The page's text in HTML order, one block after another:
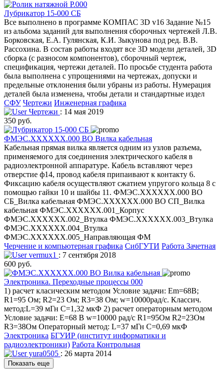
Лубрикатор 15-000 СБ
Все выполнено в программе КОМПАС 3D v16 Задание №15
из альбома заданий для выполнения сборочных чертежей Л.В.
Борковская, Е.А. Гулянская, К.И. Зыкунова под ред. В.В.
Рассохина. В состав работы входят все 3D модели деталей, 3D
сборка (с разносом компонентов), сборочный чертеж,
спецификация, чертежи деталей. По просьбе студента работа
была выполнена с упрощениями на чертежах, допуски и
предельные отклонения были убраны из работы. Нумерация
деталей была изменена, чтобы детали и стандартные издел
СФУ Чертежи Инженерная графика
Чертежи : 14 мая 2019
350 руб.
ФМЭС.ХХХХХХ.000 ВО Вилка кабельная
Кабельная прямая вилка является одним из узлов разъема,
применяемого для соединения электрического кабеля в
радиоэлектронной аппаратуре. Кабель вставляют через
отверстие ф14, провод кабеля припаивают к контакту 6.
Фиксацию кабеля осуществляют сжатием упругого кольца 8 с
помощью гайки 10 и шайбы 11. ФМЭС.ХХХХХХ.000 ВО
СБ_Вилка кабельная ФМЭС.ХХХХХХ.000 ВО СП_Вилка
кабельная ФМЭС.ХХХХХХ.001_Корпус
ФМЭС.ХХХХХХ.002_Втулка ФМЭС.ХХХХХХ.003_Втулка
ФМЭС.ХХХХХХ.004_Втулка
ФМЭС.ХХХХХХ.005_Направляющая ФМ
Черчение и компьютерная графика СибГУТИ Работа Зачетная
vermux1 : 7 сентября 2018
600 руб.
Электроника. Переходные процессы 000
1) расчет класическим методом Условие задачи: Em=68B;
R1=95 Ом; R2=23 Ом; R3=38 Ом; w=10000рад/с. Классич.
метод:L=39 мГн C=1,32 мкФ 2) расчет операторным методом
Условие задачи: E=68 В w=10000 рад/с R1=95Ом R2=23Ом
R3=38Ом Операторный метод: L=37 мГн C=0,69 мкФ
Электроника БГУИР (институт информатики и
радиоэлектроники) Работа Контрольная
yura0505 : 26 марта 2014
Показать еще